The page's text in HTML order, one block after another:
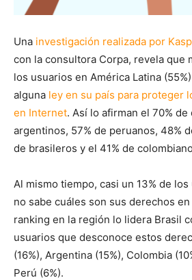
Una investigación realizada por
con la consultora Corpa, revela que
los usuarios en América Latina
alguna ley en su país para proteger
en Internet. Así lo afirman el 70%
argentinos, 57% de peruanos, 48%
de brasileros y el 41% de
Al mismo tiempo, casi un 13% de
no sabe cuáles son sus derechos en
ranking en la región lo lidera Brasil
usuarios que desconoce estos
(16%), Argentina (15%), Colombia
Perú (6%).